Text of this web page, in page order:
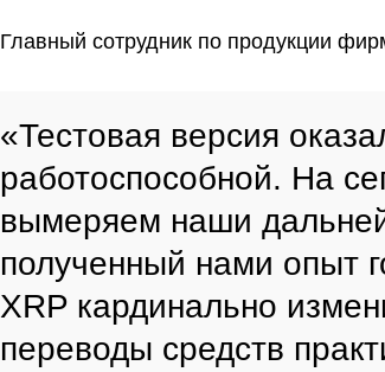
Главный сотрудник по продукции
«Тестовая версия
работоспособной. На
вымеряем наши
полученный нами опыт
XRP кардинально
переводы средств